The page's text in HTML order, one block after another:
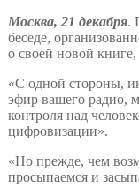
Москва, 21 декабря.
беседе,
о своей новой
«С одной стороны,
эфир вашего радио,
контроля над
цифровизации».
«Но прежде, чем
просыпаемся и